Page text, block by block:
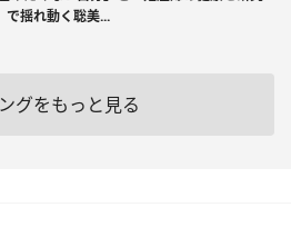
で揺れ動く聡美...
グをもっと見る